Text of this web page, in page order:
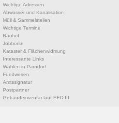
Wichtige Adressen
Abwasser und Kanalisation
Müll & Sammelstellen
Wichtige Termine
Bauhof
Jobbörse
Kataster & Flächenwidmung
Interessante Links
Wahlen in Parndorf
Fundwesen
Amtssignatur
Postpartner
Gebäudeinventar laut EED III